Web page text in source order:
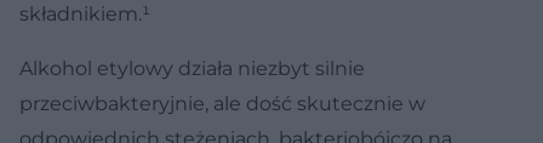
składnikiem.¹
Alkohol etylowy działa niezbyt silnie
przeciwbakteryjnie, ale dość skutecznie w
odpowiednich stężeniach, bakteriobójczo na